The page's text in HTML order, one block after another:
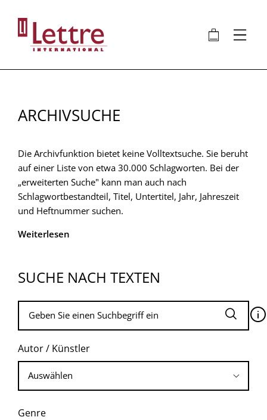
Inhalt
🛍 ⋮
ARCHIVSUCHE
Die Archivfunktion bietet keine Volltextsuche. Sie beruht
auf einer Liste von etwa 30.000 Schlagworten. Bei der
„erweiterten Suche" kann man auch nach
Schlagwortbestandteil, Titel, Untertitel, Jahr, Jahreszeit
und Heftnummer suchen.
Weiterlesen
SUCHE NACH TEXTEN
🛈
Autor / Künstler
Genre